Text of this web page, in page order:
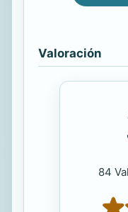
Valoración
84